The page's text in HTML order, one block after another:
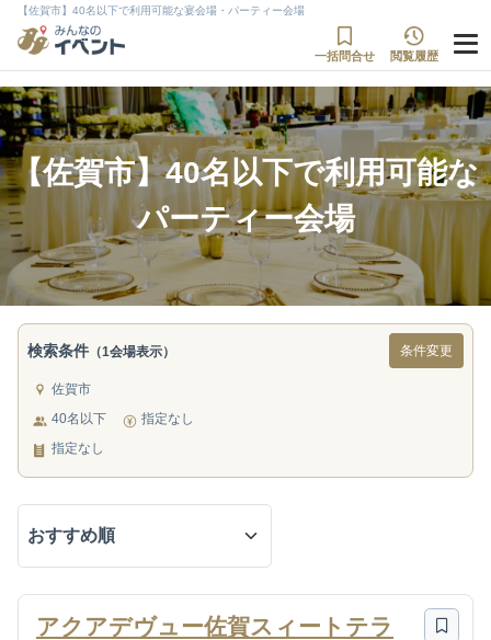
【佐賀市】40名以下で利用可能な宴会場・パーティー会場
一括問合せ 閲覧履歴
【佐賀市】40名以下で利用可能な
パーティー会場
検索条件 （1会場表示） 条件変更
佐賀市
40名以下
指定なし
指定なし
アクアデヴュー佐賀スィートテラ